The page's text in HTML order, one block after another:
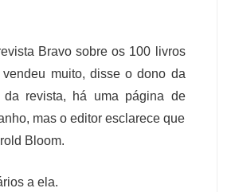
Bravo sobre os 100 livros
muito, disse o dono da
revista, há uma página de
mas o editor esclarece que
Bloom.
a ela.